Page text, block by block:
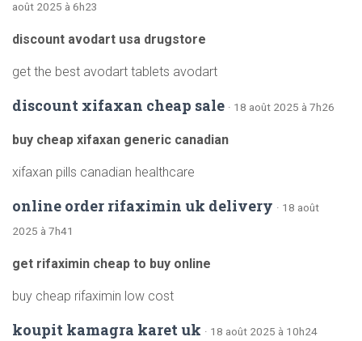
août 2025 à 6h23
discount avodart usa drugstore
get the best avodart tablets avodart
discount xifaxan cheap sale · 18 août 2025 à 7h26
buy cheap xifaxan generic canadian
xifaxan pills canadian healthcare
online order rifaximin uk delivery · 18 août
2025 à 7h41
get rifaximin cheap to buy online
buy cheap rifaximin low cost
koupit kamagra karet uk · 18 août 2025 à 10h24